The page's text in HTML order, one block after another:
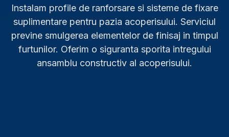
Instalam profile de ranforsare si sisteme de fixare
suplimentare pentru pazia acoperisului. Serviciul
previne smulgerea elementelor de finisaj in timpul
furtunilor. Oferim o siguranta sporita intregului
ansamblu constructiv al acoperisului.